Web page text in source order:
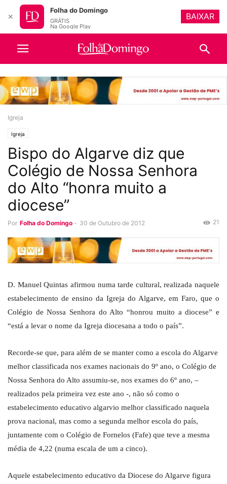
Igreja
Igreja
Bispo do Algarve diz que
Colégio de Nossa Senhora
do Alto “honra muito a
diocese”
Por Folha do Domingo - 30 de Outubro de 2012 21
D. Manuel Quintas afirmou numa tarde cultural, realizada naquele
estabelecimento de ensino da Igreja do Algarve, em Faro, que o
Colégio de Nossa Senhora do Alto “honrou muito a diocese” e
“está a levar o nome da Igreja diocesana a todo o país”.
Recorde-se que, para além de se manter como a escola do Algarve
melhor classificada nos exames nacionais do 9º ano, o Colégio de
Nossa Senhora do Alto assumiu-se, nos exames do 6º ano, –
realizados pela primeira vez este ano -, não só como o
estabelecimento educativo algarvio melhor classificado naquela
prova nacional, mas como a segunda melhor escola do país,
juntamente com o Colégio de Fornelos (Fafe) que teve a mesma
média de 4,22 (numa escala de um a cinco).
Aquele estabelecimento educativo da Diocese do Algarve figura
✕
Folha do Domingo
GRÁTIS
Na Google Play
BAIXAR